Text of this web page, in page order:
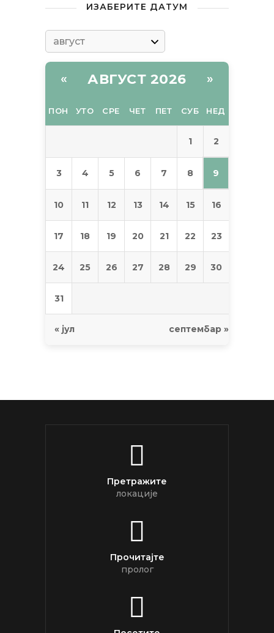
ИЗАБЕРИТЕ ДАТУМ
« АВГУСТ 2026 »
ПОН УТО СРЕ ЧЕТ ПЕТ СУБ НЕД
1 2
3 4 5 6 7 8 9
10 11 12 13 14 15 16
17 18 19 20 21 22 23
24 25 26 27 28 29 30
31
« јул септембар »
Претражите
локације
Прочитајте
пролог